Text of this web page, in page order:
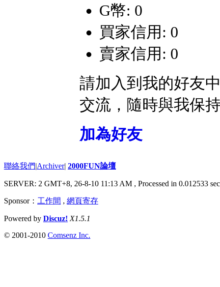
G幣: 0
買家信用: 0
賣家信用: 0
請加入到我的好友
交流，隨時與我保
加為好友
聯絡我們|Archiver| 2000FUN論壇
SERVER: 2 GMT+8, 26-8-10 11:13 AM , Processed in 0.012533
Sponsor： 工作間 , 網頁寄存
Powered by Discuz! X1.5.1
© 2001-2010 Comsenz Inc.